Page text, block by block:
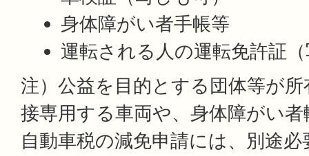
身体障がい者手帳等
運転される人の運転免許証
注）公益を目的とする団体等が
接専用する車両や、身体障がい
自動車税の減免申請には、別途